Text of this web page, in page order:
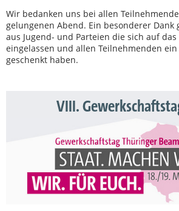
Wir bedanken uns bei allen
gelungenen Abend. Ein besonderer
aus Jugend- und Parteien die sich auf
eingelassen und allen Teilnehmenden
geschenkt haben.
VIII.